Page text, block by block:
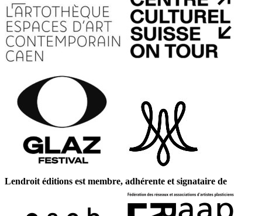
Lendroit éditions est membre, adhérente et signataire de